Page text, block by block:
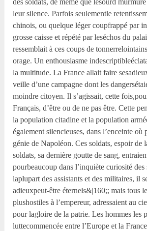
des soldats, de même que lesourd
leur silence. Parfois seulementle
chinois, ou quelque léger coupfrappé par
grosse caisse et répété par leséchos du
ressemblait à ces coups de
orage. Un enthousiasme
la multitude. La France allait faire
veille d’une campagne dont les
moindre citoyen. Il s’agissait, cette
Français, d’être ou de ne pas être. Cette
la population citadine et la population
également silencieuses, dans l’enceinte où
génie de Napoléon. Ces soldats, espoir de
soldats, sa dernière goutte de sang,
pourbeaucoup dans l’inquiète curiosité des
laplupart des assistants et des militaires, il
adieuxpeut-être éternels&|160;; mais tous
plushostiles à l’empereur, adressaient au
pour lagloire de la patrie. Les hommes les
luttecommencée entre l’Europe et la